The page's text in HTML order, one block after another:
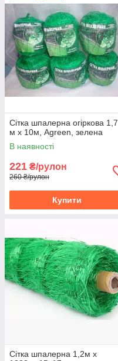
Сітка шпалерна огіркова 1,7
м х 10м, Agreen, зелена
В наявності
221 ₴/рулон
260 ₴/рулон
Купити
Сітка шпалерна 1,2м х